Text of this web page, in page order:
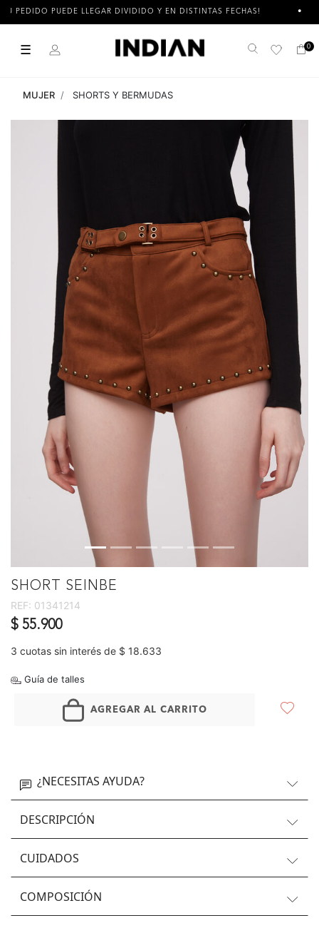
PUEDE LLEGAR DIVIDIDO Y EN DISTINTAS FECHAS! 3
☰ Buscar 0
MUJER SHORTS Y BERMUDAS
SHORT SEINBE
REF: 01341214
$ 55.900
3 cuotas sin interés de $ 18.633
Guía de talles
AGREGAR AL CARRITO
¿NECESITAS AYUDA?
DESCRIPCIÓN
CUIDADOS
COMPOSICIÓN